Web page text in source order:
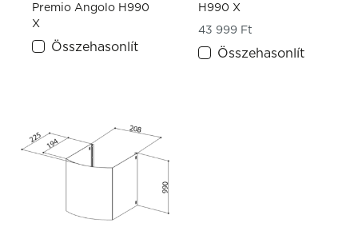
Premio Angolo H990
X
Összehasonlít
H990 X
43 999 Ft
Összehasonlít